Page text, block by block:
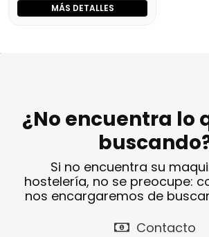
Marca
Cargando…
MÁS DETALLES
¿No encuentra lo
Si no encuentra su
hostelería, no se preocupe:
nos encargaremos de
Contacto